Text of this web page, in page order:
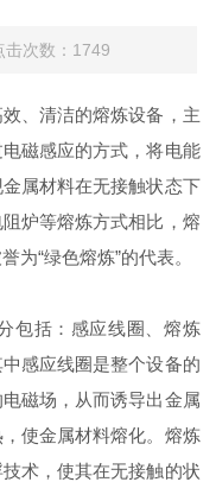
次数：1749
、清洁的熔炼设备，主
磁感应的方式，将电能
属材料在无接触状态下
炉等熔炼方式相比，熔
为“绿色熔炼”的代表。
括：感应线圈、熔炼
感应线圈是整个设备的
磁场，从而诱导出金属
使金属材料熔化。熔炼
术，使其在无接触的状